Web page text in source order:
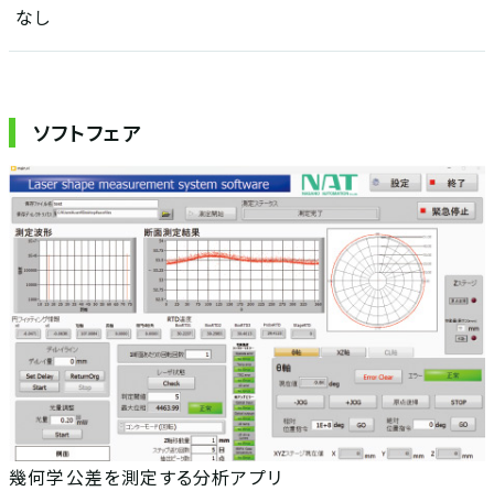
なし
ソフトフェア
幾何学公差を測定する分析アプリ